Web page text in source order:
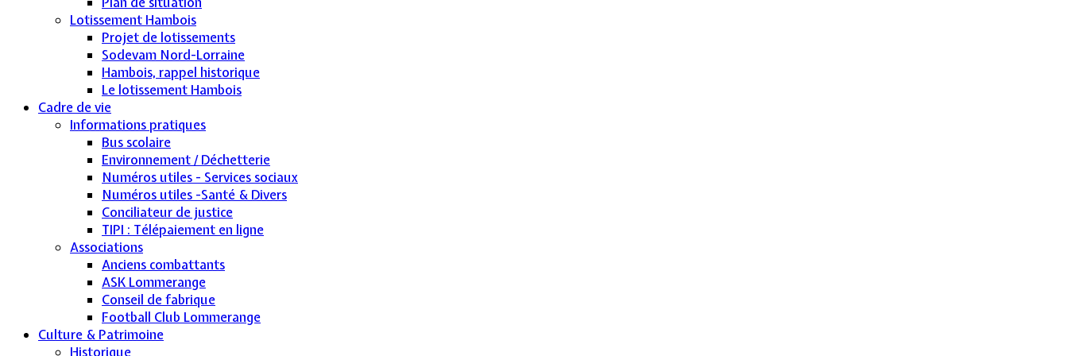
Lotissement Hambois
Projet de lotissements
Sodevam Nord-Lorraine
Hambois, rappel historique
Le lotissement Hambois
Cadre de vie
Informations pratiques
Bus scolaire
Environnement / Déchetterie
Numéros utiles - Services sociaux
Numéros utiles -Santé & Divers
Conciliateur de justice
TIPI : Télépaiement en ligne
Associations
Anciens combattants
ASK Lommerange
Conseil de fabrique
Football Club Lommerange
Culture & Patrimoine
Historique